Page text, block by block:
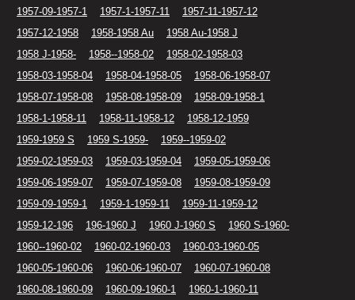
1957-09-1957-1
1957-1-1957-11
1957-11-1957-12
1957-12-1958
1958-1958 Au
1958 Au-1958 J
1958 J-1958-
1958--1958-02
1958-02-1958-03
1958-03-1958-04
1958-04-1958-05
1958-06-1958-07
1958-07-1958-08
1958-08-1958-09
1958-09-1958-1
1958-1-1958-11
1958-11-1958-12
1958-12-1959
1959-1959 S
1959 S-1959-
1959--1959-02
1959-02-1959-03
1959-03-1959-04
1959-05-1959-06
1959-06-1959-07
1959-07-1959-08
1959-08-1959-09
1959-09-1959-1
1959-1-1959-11
1959-11-1959-12
1959-12-196
196-1960 J 1960 J-1960 S
1960 S-1960-
1960--1960-02
1960-02-1960-03
1960-03-1960-05
1960-05-1960-06
1960-06-1960-07
1960-07-1960-08
1960-08-1960-09
1960-09-1960-1
1960-1-1960-11